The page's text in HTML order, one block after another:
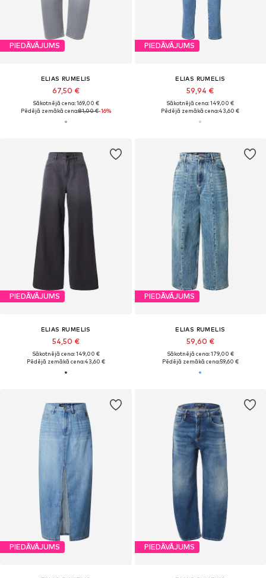
PIEDĀVĀJUMS
ELIAS RUMELIS
67,50 €
Sākotnējā cena: 169,00 €
Pēdējā zemākā cena:81,00 €-16%
PIEDĀVĀJUMS
ELIAS RUMELIS
59,94 €
Sākotnējā cena: 149,00 €
Pēdējā zemākā cena:43,60 €
PIEDĀVĀJUMS
ELIAS RUMELIS
54,50 €
Sākotnējā cena: 149,00 €
Pēdējā zemākā cena:43,60 €
PIEDĀVĀJUMS
ELIAS RUMELIS
59,60 €
Sākotnējā cena: 179,00 €
Pēdējā zemākā cena:59,60 €
PIEDĀVĀJUMS PIEDĀVĀJUMS